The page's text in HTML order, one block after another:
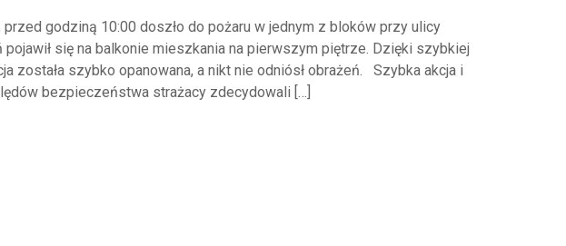
godziną 10:00 doszło do pożaru w jednym z bloków przy ulicy
pojawił się na balkonie mieszkania na pierwszym piętrze. Dzięki szybkiej
została szybko opanowana, a nikt nie odniósł obrażeń. Szybka akcja i
bezpieczeństwa strażacy zdecydowali […]